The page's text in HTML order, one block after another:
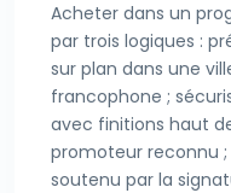
Acheter dans un
par trois logiques :
sur plan dans une
francophone ;
avec finitions haut
promoteur reconnu
soutenu par la